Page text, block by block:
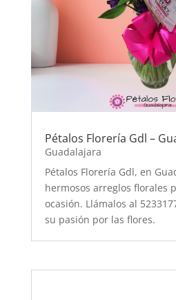
Pétalos Florería Gdl –
Guadalajara
Pétalos Florería Gdl, en
hermosos arreglos florales
ocasión. Llámalos al
su pasión por las flores.